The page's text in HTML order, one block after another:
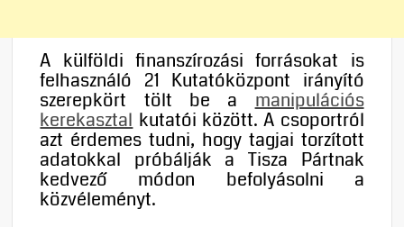
A külföldi finanszírozási forrásokat is
felhasználó 21 Kutatóközpont irányító
szerepkört tölt be amanipulációs
kerekasztalkutatói között. A csoportról
azt érdemes tudni, hogy tagjai torzított
adatokkal próbálják a Tisza Pártnak
kedvező módon befolyásolni a
közvéleményt.